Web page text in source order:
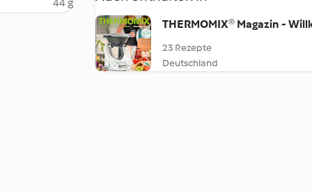
THERMOMIX® Magazin -
23 Rezepte
Deutschland